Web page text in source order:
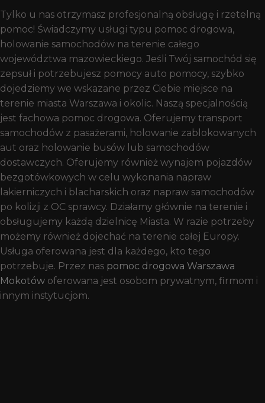
Tylko u nas otrzymasz profesjonalną obsługę i rzetelną
pomoc! Świadczymy usługi typu pomoc drogowa,
holowanie samochodów na terenie całego
województwa mazowieckiego. Jeśli Twój samochód się
zepsuł i potrzebujesz pomocy auto pomocy, szybko
dojedziemy we wskazane przez Ciebie miejsce na
terenie miasta Warszawa i okolic. Naszą specjalnością
jest fachowa pomoc drogowa. Oferujemy transport
samochodów z pasażerami, holowanie zablokowanych
aut oraz holowanie busów lub samochodów
dostawczych. Oferujemy również wynajem pojazdów
bezgotówkowych w celu wykonania napraw
lakierniczych i blacharskich oraz napraw samochodów
po kolizji z OC sprawcy. Działamy głównie na terenie i
obsługujemy każdą dzielnicę Miasta. W razie potrzeby
możemy również dojechać na terenie całej Europy.
Usługa oferowana jest dla każdego, kto tego
potrzebuje. Przez nas pomoc drogowa Warszawa
Mokotów oferowana jest osobom prywatnym, firmom i
innym instytucjom.